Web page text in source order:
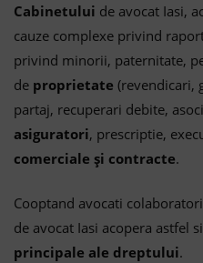
Cabinetului de avocat Iasi,
cauze complexe privind
privind minorii, paternitate,
de proprietate (revendicari,
partaj, recuperari debite,
asiguratori, prescriptie,
comerciale și contracte.
Cooptand avocati
de avocat Iasi acopera astfel si
principale ale dreptului.